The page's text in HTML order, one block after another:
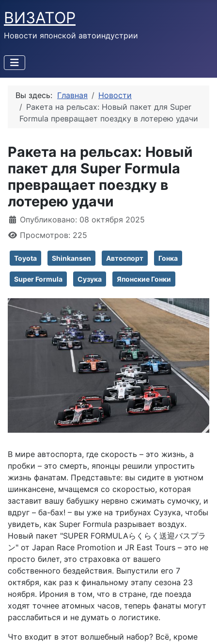
ВИЗАТОР
Новости японской автоиндустрии
Вы здесь: Главная
Новости
Ракета на рельсах: Новый пакет для Super
Formula превращает поездку в лотерею удачи
Ракета на рельсах: Новый
пакет для Super Formula
превращает поездку в
лотерею удачи
Информация о материале
Опубликовано: 08 октября 2025
Просмотров: 225
Toyota Shinkansen Автоспорт Гонка
Super Formula Сузука Японские Гонки
В мире автоспорта, где скорость – это жизнь, а
пробки – это смерть, японцы решили упростить
жизнь фанатам. Представьте: вы сидите в уютном
шинкансене, мчащемся со скоростью, которая
заставит вашу бабушку нервно сжимать сумочку, и
вдруг – ба-бах! – вы уже на трибунах Сузука, чтобы
увидеть, как Super Formula разрывает воздух.
Новый пакет "SUPER FORMULAらくらく送迎バスプラ
ン" от Japan Race Promotion и JR East Tours – это не
просто билет, это страховка от вашего
собственного бездействия. Выпустили его 7
октября, как раз к финальному этапу сезона 23
ноября. Ирония в том, что в стране, где поезда
ходят точнее атомных часов, теперь фанаты могут
расслабиться и не думать о логистике.
Что входит в этот волшебный набор? Всё, кроме